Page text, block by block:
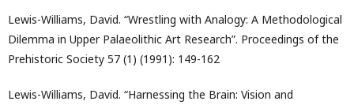
Lewis-Williams, David. “Wrestling with Analogy: A Methodological
Dilemma in Upper Palaeolithic Art Research”. Proceedings of the
Prehistoric Society 57 (1) (1991): 149-162
Lewis-Williams, David. “Harnessing the Brain: Vision and